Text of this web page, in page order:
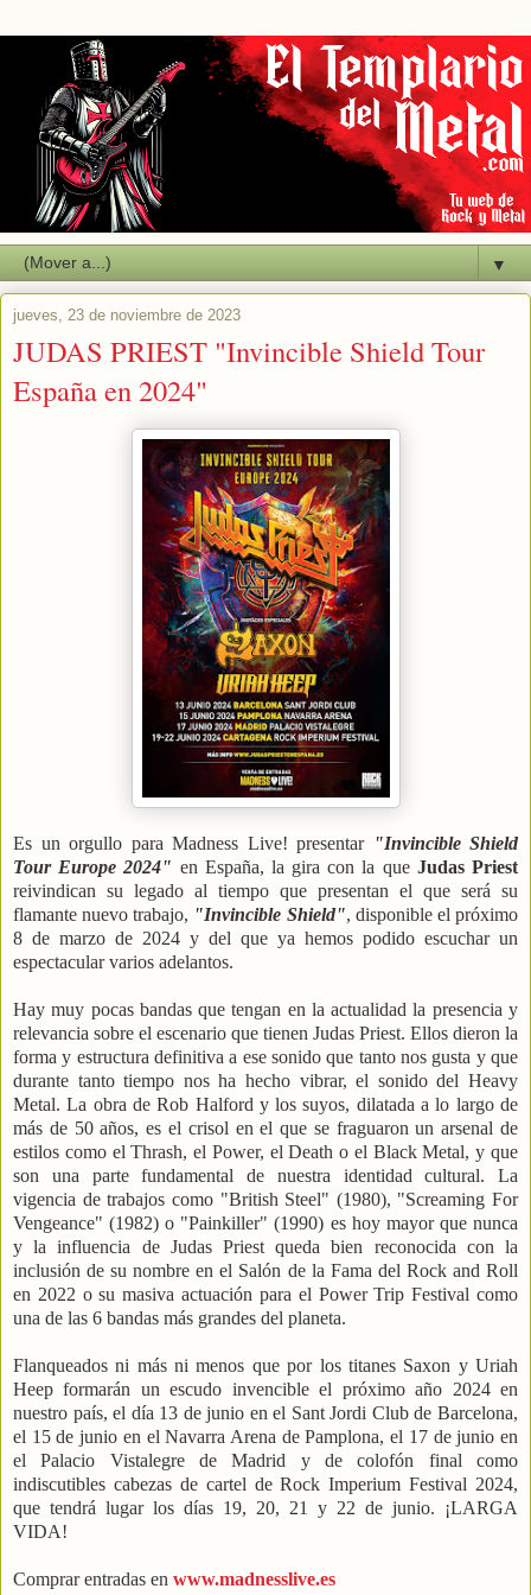
▼
jueves, 23 de noviembre de 2023
JUDAS PRIEST "Invincible Shield Tour
España en 2024"
Es un orgullo para Madness Live! presentar "Invincible Shield
Tour Europe 2024" en España, la gira con la que Judas Priest
reivindican su legado al tiempo que presentan el que será su
flamante nuevo trabajo, "Invincible Shield", disponible el próximo
8 de marzo de 2024 y del que ya hemos podido escuchar un
espectacular varios adelantos.
Hay muy pocas bandas que tengan en la actualidad la presencia y
relevancia sobre el escenario que tienen Judas Priest. Ellos dieron la
forma y estructura definitiva a ese sonido que tanto nos gusta y que
durante tanto tiempo nos ha hecho vibrar, el sonido del Heavy
Metal. La obra de Rob Halford y los suyos, dilatada a lo largo de
más de 50 años, es el crisol en el que se fraguaron un arsenal de
estilos como el Thrash, el Power, el Death o el Black Metal, y que
son una parte fundamental de nuestra identidad cultural. La
vigencia de trabajos como "British Steel" (1980), "Screaming For
Vengeance" (1982) o "Painkiller" (1990) es hoy mayor que nunca
y la influencia de Judas Priest queda bien reconocida con la
inclusión de su nombre en el Salón de la Fama del Rock and Roll
en 2022 o su masiva actuación para el Power Trip Festival como
una de las 6 bandas más grandes del planeta.
Flanqueados ni más ni menos que por los titanes Saxon y Uriah
Heep formarán un escudo invencible el próximo año 2024 en
nuestro país, el día 13 de junio en el Sant Jordi Club de Barcelona,
el 15 de junio en el Navarra Arena de Pamplona, el 17 de junio en
el Palacio Vistalegre de Madrid y de colofón final como
indiscutibles cabezas de cartel de Rock Imperium Festival 2024,
que tendrá lugar los días 19, 20, 21 y 22 de junio. ¡LARGA
VIDA!
Comprar entradas en www.madnesslive.es